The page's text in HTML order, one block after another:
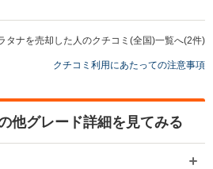
タナを売却した人のクチコミ(全国)一覧へ(2件)
クチコミ利用にあたっての注意事項
他グレード詳細を見てみる